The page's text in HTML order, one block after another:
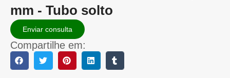
mm - Tubo solto
Enviar consulta
Compartilhe em: